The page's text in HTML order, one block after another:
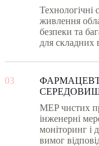
Технологічні
живлення
безпеки та
для складних
03
MEP чистих
інженерні
моніторинг і
вимог